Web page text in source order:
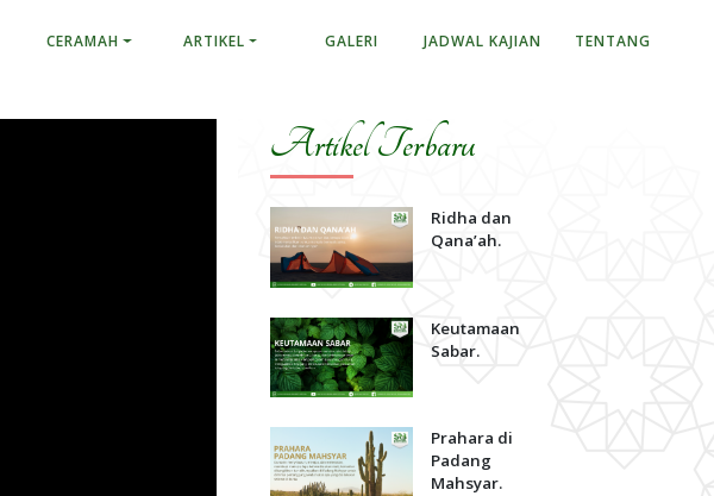
CERAMAH ARTIKEL GALERI JADWAL KAJIAN TENTANG
Artikel Terbaru
Ridha dan
Qana’ah.
Keutamaan
Sabar.
Prahara di
Padang
Mahsyar.